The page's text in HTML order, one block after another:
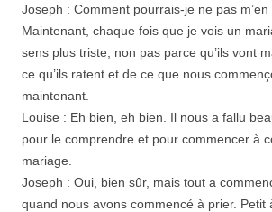
Joseph : Comment pourrais-je ne pas
Maintenant, chaque fois que je vois un
sens plus triste, non pas parce qu’ils vont
ce qu’ils ratent et de ce que nous
maintenant.
Louise : Eh bien, eh bien. Il nous a fallu
pour le comprendre et pour commencer à
mariage.
Joseph : Oui, bien sûr, mais tout a
quand nous avons commencé à prier. Petit